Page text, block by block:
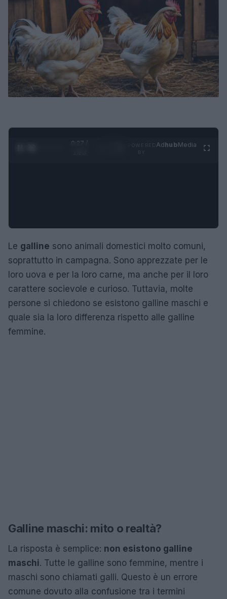
0:28 /
AdhubMedia
Le galline sono animali domestici molto comuni,
soprattutto in campagna. Sono apprezzate per le
loro uova e per la loro carne, ma anche per il loro
carattere socievole e curioso. Tuttavia, molte
persone si chiedono se esistono galline maschi e
quale sia la loro differenza rispetto alle galline
femmine.
Galline maschi: mito o realtà?
La risposta è semplice: non esistono galline
maschi. Tutte le galline sono femmine, mentre i
maschi sono chiamati galli. Questo è un errore
comune dovuto alla confusione tra i termini